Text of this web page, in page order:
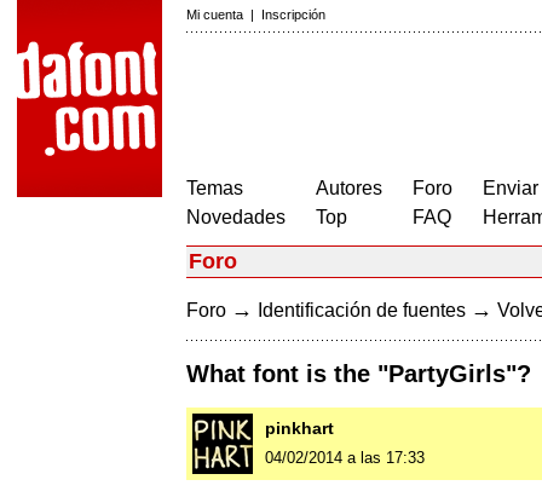
Mi cuenta | Inscripción
Temas
Novedades
Autores
Top
Foro
FAQ
Foro
Foro → Identificación de fuentes →
What font is the "PartyGirls"?
pinkhart
04/02/2014 a las 17:33